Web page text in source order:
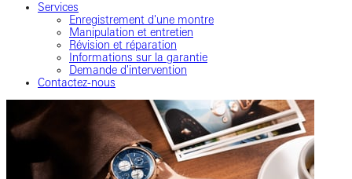
Services
Enregistrement d'une montre
Manipulation et entretien
Révision et réparation
Informations sur la garantie
Demande d'intervention
Contactez-nous